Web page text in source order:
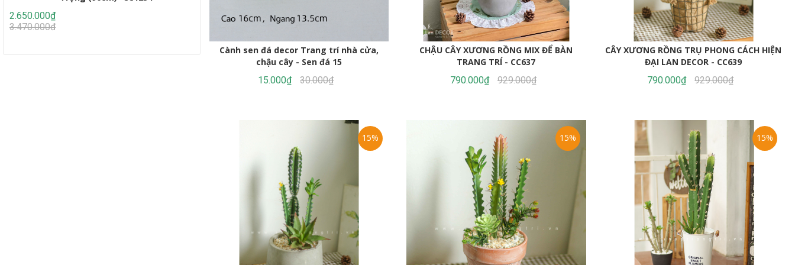
Cành sen đá decor Trang trí nhà cửa,
chậu cây - Sen đá 15
15.000₫ 30.000₫
CHẬU CÂY XƯƠNG RỒNG MIX ĐỂ BÀN
TRANG TRÍ - CC637
790.000₫ 929.000₫
CÂY XƯƠNG RỒNG TRỤ PHONG CÁCH HIỆN
ĐẠI LAN DECOR - CC639
790.000₫ 929.000₫
15% 15% 15%
2.650.000₫
3.470.000₫
2.950.000₫
1.990.000₫
2.842.000₫
CC1090
4.350.000₫
5.823.000₫
4.058.000₫